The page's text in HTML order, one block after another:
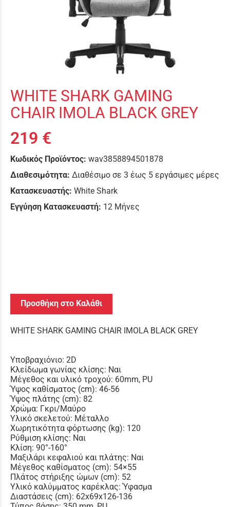
WHITE SHARK GAMING
CHAIR IMOLA BLACK GREY
219 €
Κωδικός Προϊόντος: wav3858894501878
Διαθεσιμότητα: Διαθέσιμο σε 3 έως 5 εργάσιμες μέρες
Κατασκευαστής: White Shark
Εγγύηση Κατασκευαστή: 12 Μήνες
Προσθήκη στο Καλάθι
WHITE SHARK GAMING CHAIR IMOLA BLACK GREY
Υποβραχιόνιο: 2D
Κλείδωμα γωνίας κλίσης: Ναι
Μέγεθος και υλικό τροχού: 60mm, PU
Ύψος καθίσματος (cm): 46-56
Ύψος πλάτης (cm): 82
Χρώμα: Γκρι/Μαύρο
Υλικό σκελετού: Μέταλλο
Χωρητικότητα φόρτωσης (kg): 120
Ρύθμιση κλίσης: Ναι
Κλίση: 90°-160°
Μαξιλάρι κεφαλιού και πλάτης: Ναι
Μέγεθος καθίσματος (cm): 54×55
Πλάτος στήριξης ώμων (cm): 52
Υλικό καλύμματος καρέκλας: Ύφασμα
Διαστάσεις (cm): 62x69x126-136